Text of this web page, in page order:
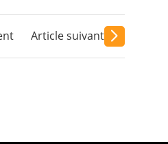
Article suivant